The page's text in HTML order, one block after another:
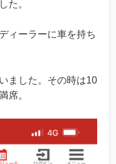
た。
ィーラーに車を持ち
ました。その時は10
席。